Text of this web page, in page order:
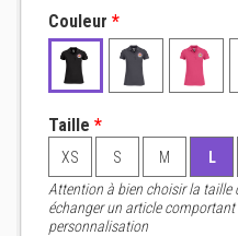
Couleur *
Taille *
XS S M L
Attention à bien choisir la taille
échanger un article
personnalisation